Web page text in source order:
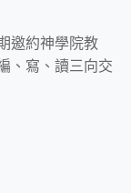
邀約神學院教
、寫、讀三向交